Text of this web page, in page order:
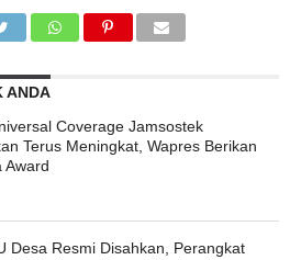
ANDA
Coverage Jamsostek
Terus Meningkat, Wapres Berikan
Award
Desa Resmi Disahkan, Perangkat